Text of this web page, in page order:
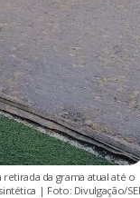
retirada da grama atual até o
| Foto: Divulgação/